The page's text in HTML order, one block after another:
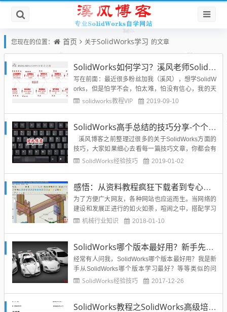
您现在的位置： 首页 关于SolidWorks学习 的文章
SolidWorks如何学习？溪风老师SolidWorks学习攻略
写在前面：最近很多粉丝加我（溪风），想学SolidW
orks，但是怕学不会，怕太难，怕没有信心，我的天
呢，我真想替你们学校的老师点醒你们，很多东西如
你怎么知道自己就不能学会？？？况且SolidWorks软
件是...
solidworks教程VIP 2019-09-10
SolidWorks高手总结的技巧分享-个个都很有用
溪风博客之前整理过很多的关于SolidWorks方面的
技巧，大家如果细心去看每一篇技巧文章，你都会有
很大的收货，毕竟都是大神总结出来的经验。今天同
总结出solidworks设计绘图的...
SolidWorks经验技巧 2019-01-02
感悟：从资料教程疯狂下载者到专心学习者
为了方便广大网友，各种网站也应运而生。当网络的
建设和发展正进行的如火如荼，喧闹之中，搭配学习
这壶美酒的，竟是一瓶名叫资料下载的毒药，更糟糕
坛资料的传播和个人资料的交流开了一道大门。从今
年年初各大论坛交流的更多...
机械行业知识 2018-01-10
SolidWorks哪个版本最好用？新手先学SolidWorks哪个版本？
经常有人问我，SolidWorks哪个版本最好用？我是新
手从SolidWorks哪个版本学习最好？等等类似的问
题，我在这里给大家整体回复一下：关于SolidWorks
大家的电脑系统不一样，所以适...
SolidWorks经验技巧 2017-12-26
SolidWorks教程之SolidWorks高级培训手册免费下载